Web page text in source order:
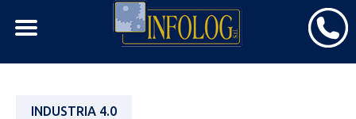
INDUSTRIA 4.0